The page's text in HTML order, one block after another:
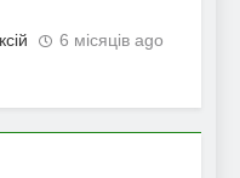
6 місяців ago